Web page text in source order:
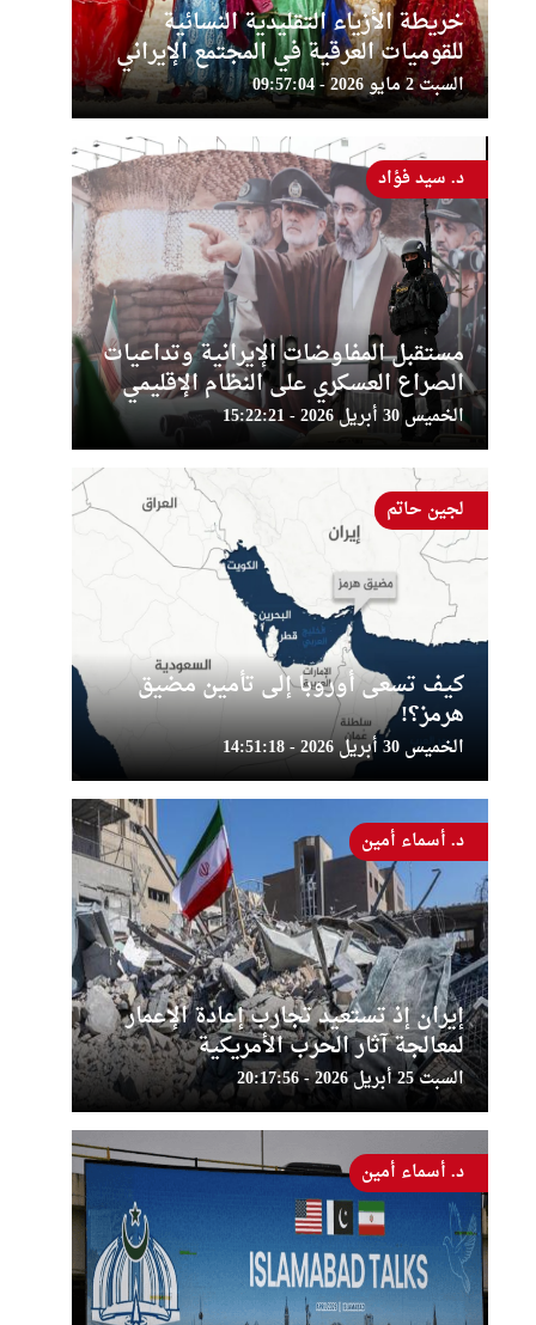
خريطة الأزياء التقليدية النسائية
للقوميات العرقية في المجتمع الإيراني
السبت 2 مايو 2026 - 09:57:04
مستقبل المفاوضات الإيرانية وتداعيات
الصراع العسكري على النظام الإقليمي
الخميس 30 أبريل 2026 - 15:22:21
د. سيد فؤاد
كيف تسعى أوروبا إلى تأمين مضيق
هرمز؟!
الخميس 30 أبريل 2026 - 14:51:18
لجين حاتم
إيران إذ تستعيد تجارب إعادة الإعمار
لمعالجة آثار الحرب الأمريكية
السبت 25 أبريل 2026 - 20:17:56
د. أسماء أمين
د. أسماء أمين